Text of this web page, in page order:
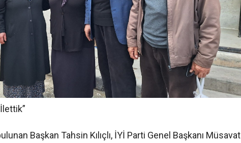
Başkan Tahsin Kılıçlı, İYİ Parti Genel Başkanı Müsavat